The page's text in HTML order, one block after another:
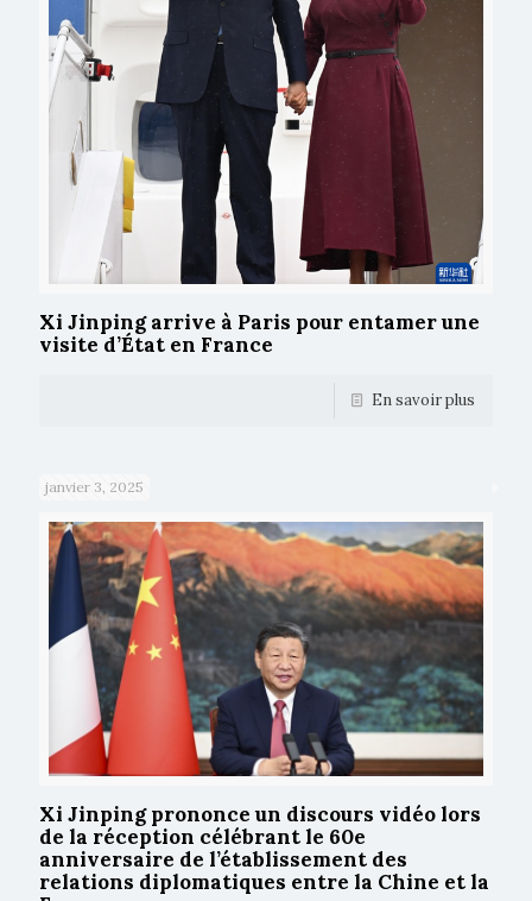
Xi Jinping arrive à Paris pour entamer une
visite d’État en France
En savoir plus
janvier 3, 2025
Xi Jinping prononce un discours vidéo lors
de la réception célébrant le 60e
anniversaire de l’établissement des
relations diplomatiques entre la Chine et la